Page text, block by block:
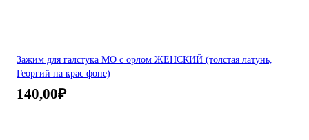
Зажим для галстука МО с орлом ЖЕНСКИЙ (толстая латунь,
Георгий на крас фоне)
140,00₽